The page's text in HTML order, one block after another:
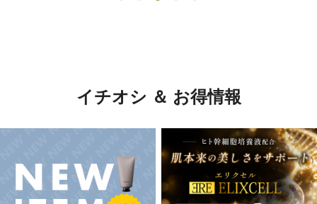
イチオシ ＆ お得情報